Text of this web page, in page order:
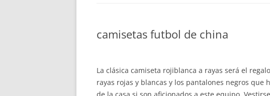
camisetas futbol de china
La clásica camiseta rojiblanca a rayas será el
rayas rojas y blancas y los pantalones negros